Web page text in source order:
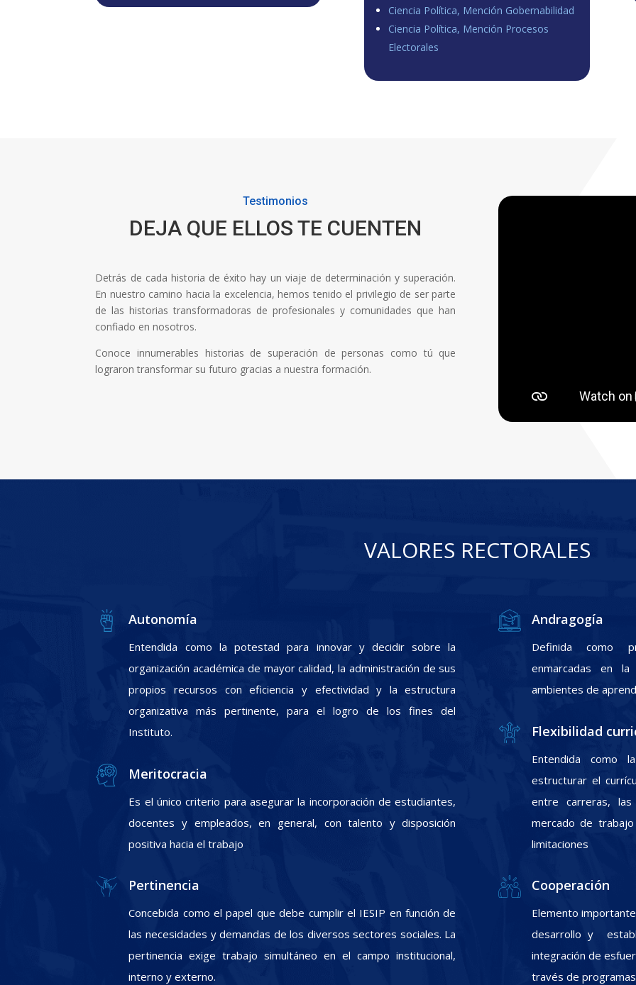
Ciencia Política, Mención Gobernabilidad
Ciencia Política, Mención Procesos
Electorales
Testimonios
DEJA QUE ELLOS TE CUENTEN
Detrás de cada historia de éxito hay un viaje de determinación y superación.
En nuestro camino hacia la excelencia, hemos tenido el privilegio de ser parte
de las historias transformadoras de profesionales y comunidades que han
confiado en nosotros.
Conoce innumerables historias de superación de personas como tú que
lograron transformar su futuro gracias a nuestra formación.
VALORES RECTORALES
Autonomía
Entendida como la potestad para innovar y decidir sobre la
organización académica de mayor calidad, la administración de sus
propios recursos con eficiencia y efectividad y la estructura
organizativa más pertinente, para el logro de los fines del
Instituto.
Meritocracia
Es el único criterio para asegurar la incorporación de estudiantes,
docentes y empleados, en general, con talento y disposición
positiva hacia el trabajo
Pertinencia
Concebida como el papel que debe cumplir el IESIP en función de
las necesidades y demandas de los diversos sectores sociales. La
pertinencia exige trabajo simultáneo en el campo institucional,
interno y externo.
Andragogía
Definida como
enmarcadas en
ambientes de
Flexibilidad
Entendida como
estructurar el
entre carreras,
mercado de
limitaciones
Cooperación
Elemento
desarrollo y
integración de
través de